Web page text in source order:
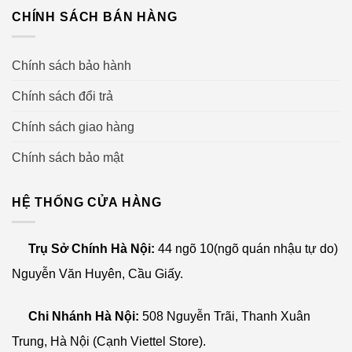
– ATMOBOT – Robot hút lọc không khí;
Các tính năng nổi bật của Ecovacs Deebot
Công nghệ lau rung OZMO cho phép robot lau hút đồng
Nhờ kỹ thuật tuyệt vời, dòng nước được kiểm soát chính
xác để sàn của bạn sẽ được làm ẩm đúng cách và làm
CHÍNH SÁCH BÁN HÀNG
Chính sách bảo hành
Chính sách đổi trả
Chính sách giao hàng
Chính sách bảo mật
HỆ THỐNG CỬA HÀNG
Trụ Sở Chính Hà Nội: 44 ngõ 10(ngõ quán nhậu tự do)
Nguyễn Văn Huyên, Cầu Giấy.
Chi Nhánh Hà Nội: 508 Nguyễn Trãi, Thanh Xuân
Trung, Hà Nội (Cạnh Viettel Store).